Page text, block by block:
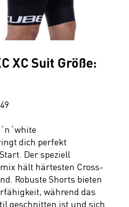
XC Suit Größe:
dich perfekt
Der speziell
hält härtesten Cross-
Robuste Shorts bieten
während das
geschnitten ist und sich